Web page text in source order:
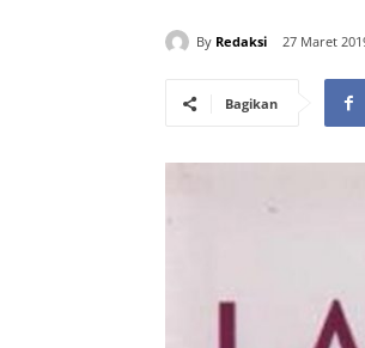
By Redaksi 27 Maret
Bagikan